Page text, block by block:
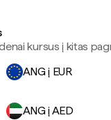
kursus į kitas
ANG į EUR
ANG į AED